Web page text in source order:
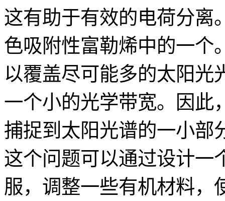
这有助于有效的电荷分离
色吸附性富勒烯中的一个
以覆盖尽可能多的太阳光
一个小的光学带宽。因此
捕捉到太阳光谱的一小部
这个问题可以通过设计一
服，调整一些有机材料，